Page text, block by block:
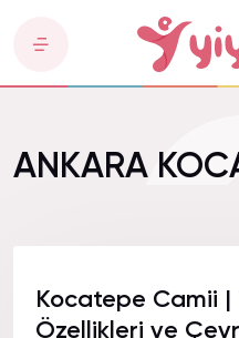
ANKARA
Kocatepe Camii |
Özellikleri ve